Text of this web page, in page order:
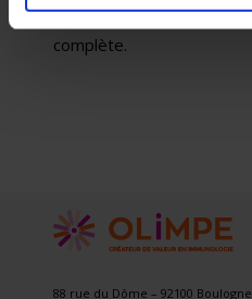
permettant d’obtenir
complète.
88 rue du Dôme – 92100